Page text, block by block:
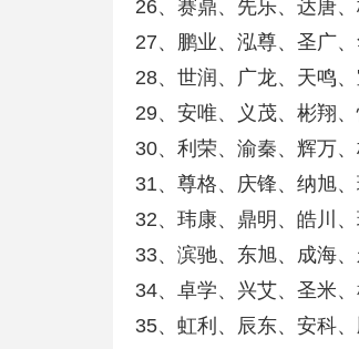
26、赛鼎、先乐、达唐
27、鹏业、泓尊、圣广
28、世润、广龙、天鸣
29、安唯、义茂、彬翔
30、利荣、渝秦、辉万
31、尊格、庆锋、纳旭
32、玮康、鼎明、皓川
33、滨驰、东旭、成海
34、卓学、兴艾、圣米
35、虹利、辰东、安科